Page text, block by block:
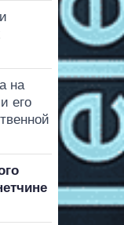
на
его